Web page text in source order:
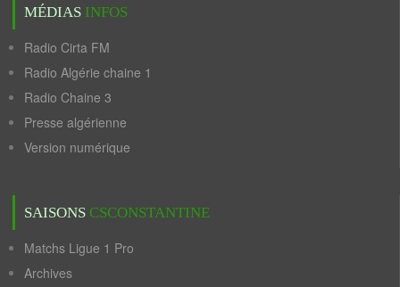
MÉDIAS INFOS
Radio Cirta FM
Radio Algérie chaine 1
Radio Chaine 3
Presse algérienne
Version numérique
SAISONS CSCONSTANTINE
Matchs Ligue 1 Pro
Archives